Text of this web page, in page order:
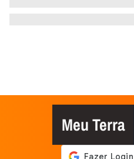
Meu Terra